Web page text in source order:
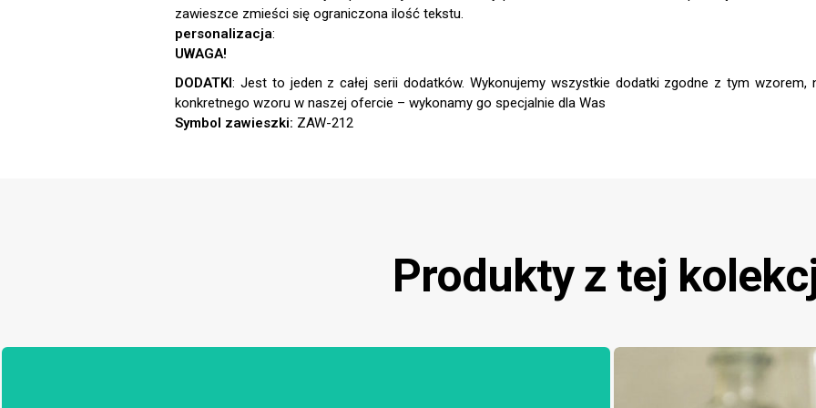
zawieszce zmieści się ograniczona ilość tekstu.
personalizacja:
UWAGA!
DODATKI:
Symbol zawieszki: ZAW-212
Produkty z tej